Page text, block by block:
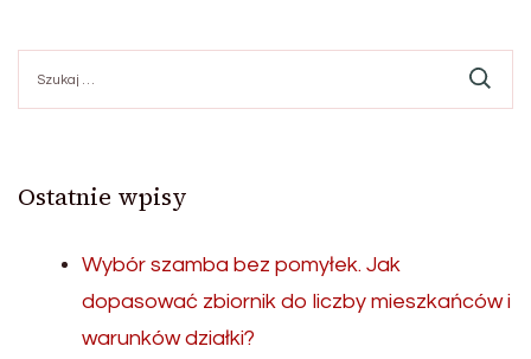
Ostatnie wpisy
Wybór szamba bez pomyłek. Jak
dopasować zbiornik do liczby mieszkańców i
warunków działki?